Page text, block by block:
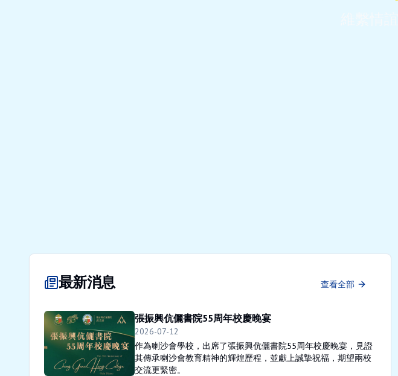
最新消息 查看全部
張振興伉儷書院55周年校慶晚宴
2026-07-12
作為喇沙會學校，出席了張振興伉儷書院55周年校慶晚宴，見證
其傳承喇沙會教育精神的輝煌歷程，並獻上誠摯祝福，期望兩校
交流更緊密。